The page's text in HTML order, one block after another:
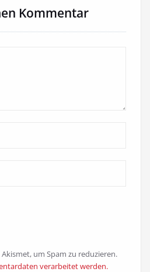
Kommentar
um Spam zu reduzieren.
verarbeitet werden.